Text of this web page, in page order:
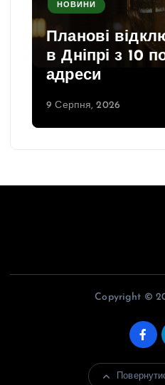
НОВИНИ
Планові
в Дніпрі з 10
адреси
9 Серпня, 2026
Copyright ©